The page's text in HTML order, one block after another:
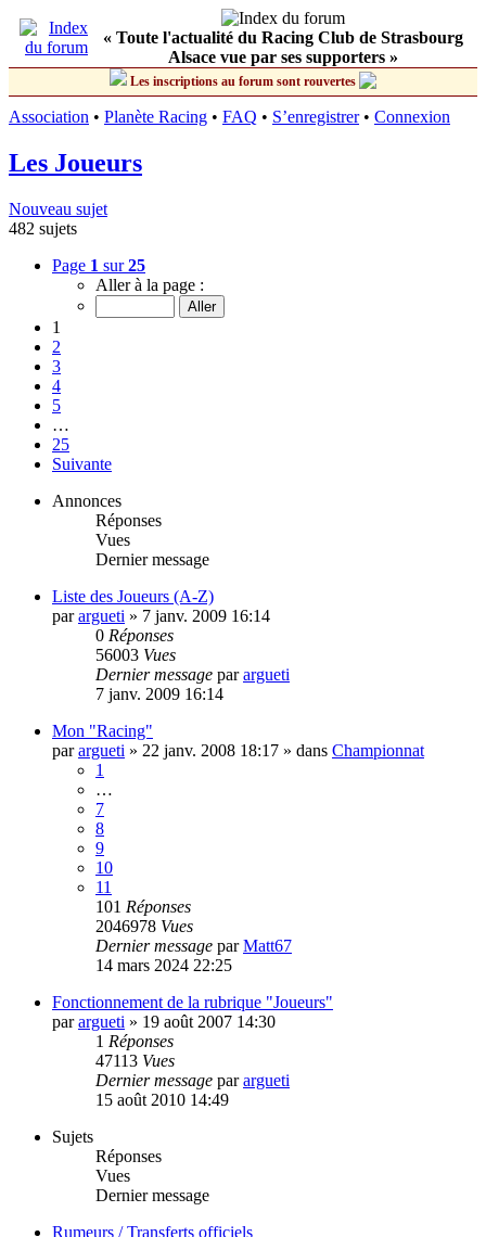
« Toute l'actualité du Racing Club de Strasbourg
Alsace vue par ses supporters »
Les inscriptions au forum sont rouvertes
Association • Planète Racing • FAQ • S’enregistrer• Connexion
Les Joueurs
Nouveau sujet
482 sujets
Page 1 sur25
Aller à la page :
1
2
3
4
5
…
25
Suivante
Annonces
Réponses
Vues
Dernier message
Liste des Joueurs (A-Z)
parargueti » 7 janv. 2009 16:14
0 Réponses
56003 Vues
Dernier message parargueti
7 janv. 2009 16:14
Mon "Racing"
parargueti » 22 janv. 2008 18:17 » dans Championnat
1
…
7
8
9
10
11
101 Réponses
2046978 Vues
Dernier message parMatt67
14 mars 2024 22:25
Fonctionnement de la rubrique "Joueurs"
parargueti » 19 août 2007 14:30
1 Réponses
47113 Vues
Dernier message parargueti
15 août 2010 14:49
Sujets
Réponses
Vues
Dernier message
Rumeurs / Transferts officiels